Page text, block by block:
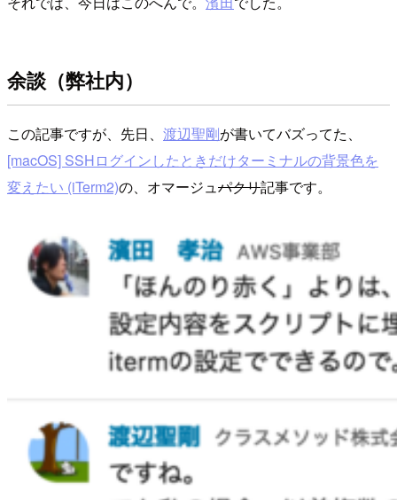
余談（弊社内）
この記事ですが、先日、 渡辺聖剛が書いてバズってた、
[macOS] SSHログインしたときだけターミナルの背景色を
変えたい (iTerm2)の、オマージュパクリ記事です。